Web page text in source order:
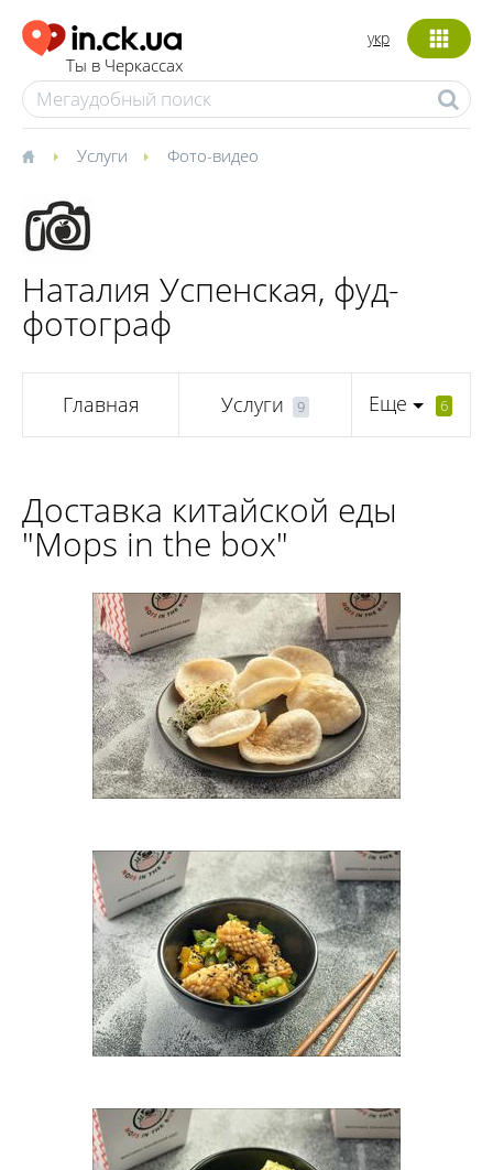
Ты в Черкассах
укр
Услуги Фото-видео
Наталия Успенская, фуд-
фотограф
Главная Услуги 9 Еще 6
Доставка китайской еды
"Mops in the box"